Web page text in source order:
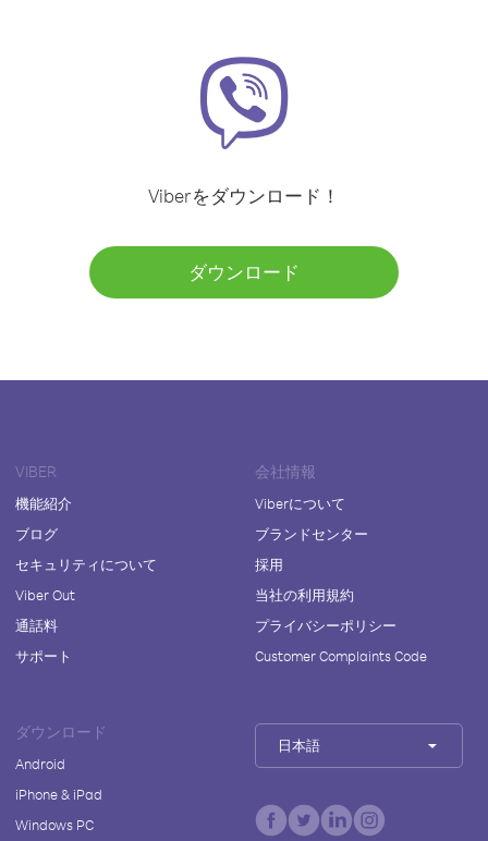
Viberをダウンロード！
ダウンロード
VIBER
機能紹介
ブログ
セキュリティについて
Viber Out
通話料
サポート
会社情報
Viberについて
ブランドセンター
採用
当社の利用規約
プライバシーポリシー
Customer Complaints Code
ダウンロード
Android
iPhone & iPad
Windows PC
日本語